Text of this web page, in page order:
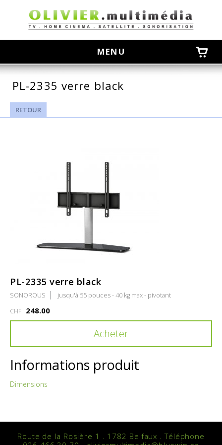
MENU
PL-2335 verre black
RETOUR
PL-2335 verre black
SONOROUS
jusqu'à 55 pouces - 40 kg max - pivotant
CHF 248.00
Acheter
Informations produit
Dimensions
Route de la Rosière 1 . 1782 Belfaux . Téléphone